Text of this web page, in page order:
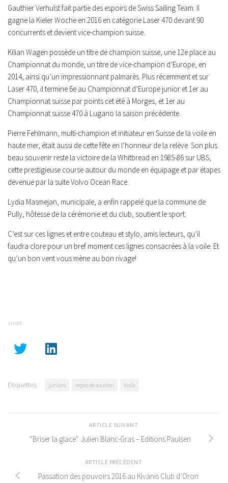
Gauthier Verhulst fait partie des espoirs de Swiss Sailing Team. Il
gagne la Kieler Woche en 2016 en catégorie Laser 470 devant 90
concurrents et devient vice-champion suisse.
Kilian Wagen possède un titre de champion suisse, une 12e place au
Championnat du monde, un titre de vice-champion d’Europe, en
2014, ainsi qu’un impressionnant palmarès. Plus récemment et sur
Laser 470, il termine 6e au Championnat d’Europe junior et 1er au
Championnat suisse par points cet été à Morges, et 1er au
Championnat suisse 470 à Lugano la saison précédente.
Pierre Fehlmann, multi-champion et initiateur en Suisse de la voile en
haute mer, était aussi de cette fête en l’honneur de la relève. Son plus
beau souvenir reste la victoire de la Whitbread en 1985-86 sur UBS,
cette prestigieuse course autour du monde en équipage et par étapes
devenue par la suite Volvo Ocean Race.
Lydia Masmejan, municipale, a enfin rappelé que la commune de
Pully, hôtesse de la cérémonie et du club, soutient le sport.
C’est sur ces lignes et entre couteau et stylo, amis lecteurs, qu’il
faudra clore pour un bref moment ces lignes consacrées à la voile. Et
qu’un bon vent vous mène au bon rivage!
SHARE
Étiquettes : juniors repas de soutien Voile
ARTICLE SUIVANT
“Briser la glace“ Julien Blanc-Gras – Editions Paulsen
ARTICLE PRÉCÉDENT
Passation des pouvoirs 2016 au Kivanis Club d’Oron